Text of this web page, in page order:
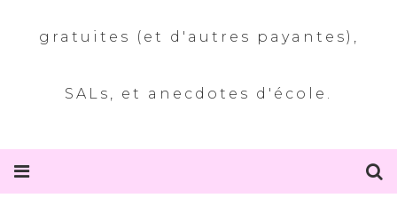
gratuites (et d'autres payantes),
SALs, et anecdotes d'école.